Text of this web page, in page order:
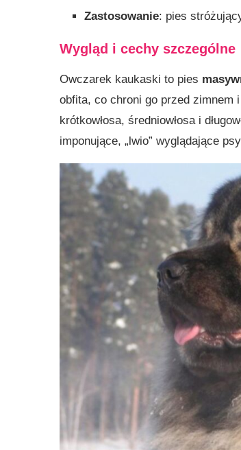
Zastosowanie: pies
Wygląd i cechy szczególne
Owczarek kaukaski to pies
obfita, co chroni go przed zimnem
krótkowłosa, średniowłosa i
imponujące, „lwio” wyglądające